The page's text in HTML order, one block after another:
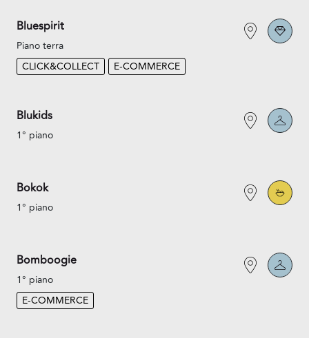
Bluespirit
Piano terra
CLICK&COLLECT
E-COMMERCE
Blukids
1° piano
Bokok
1° piano
Bomboogie
1° piano
E-COMMERCE